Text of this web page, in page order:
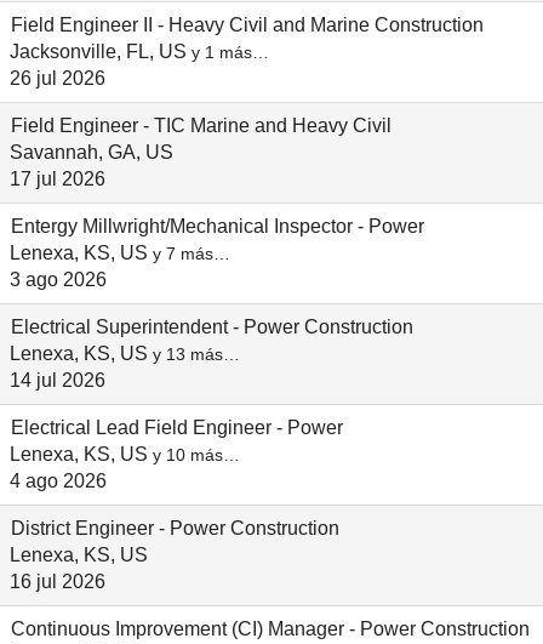
Field Engineer II - Heavy Civil and Marine Construction
Jacksonville, FL, US y 1 más…
26 jul 2026
Field Engineer - TIC Marine and Heavy Civil
Savannah, GA, US
17 jul 2026
Entergy Millwright/Mechanical Inspector - Power
Lenexa, KS, US y 7 más…
3 ago 2026
Electrical Superintendent - Power Construction
Lenexa, KS, US y 13 más…
14 jul 2026
Electrical Lead Field Engineer - Power
Lenexa, KS, US y 10 más…
4 ago 2026
District Engineer - Power Construction
Lenexa, KS, US
16 jul 2026
Continuous Improvement (CI) Manager - Power Construction